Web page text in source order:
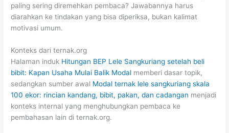
paling sering diremehkan pembaca? Jawabannya harus
diarahkan ke tindakan yang bisa diperiksa, bukan kalimat
motivasi umum.
Konteks dari ternak.org
Halaman induk Hitungan BEP Lele Sangkuriang setelah beli
bibit: Kapan Usaha Mulai Balik Modal memberi dasar topik,
sedangkan sumber awal Modal ternak lele sangkuriang skala
100 ekor: rincian kandang, bibit, pakan, dan cadangan menjadi
konteks internal yang menghubungkan pembaca ke
pembahasan lain di ternak.org.